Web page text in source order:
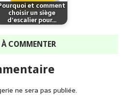
et comment
choisir un siège
d’escalier pour…
À COMMENTER
ne sera pas publiée.